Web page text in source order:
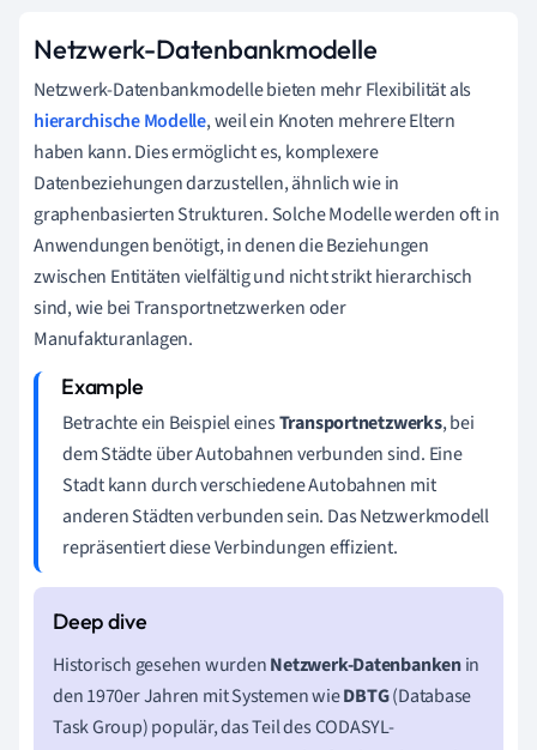
Netzwerk-Datenbankmodelle
Netzwerk-Datenbankmodelle bieten mehr Flexibilität als
hierarchische Modelle, weil ein Knoten mehrere Eltern
haben kann. Dies ermöglicht es, komplexere
Datenbeziehungen darzustellen, ähnlich wie in
graphenbasierten Strukturen. Solche Modelle werden oft in
Anwendungen benötigt, in denen die Beziehungen
zwischen Entitäten vielfältig und nicht strikt hierarchisch
sind, wie bei Transportnetzwerken oder
Manufakturanlagen.
Betrachte ein Beispiel einesTransportnetzwerks, bei
dem Städte über Autobahnen verbunden sind. Eine
Stadt kann durch verschiedene Autobahnen mit
anderen Städten verbunden sein. Das Netzwerkmodell
repräsentiert diese Verbindungen effizient.
Historisch gesehen wurdenNetzwerk-Datenbankenin
den 1970er Jahren mit Systemen wieDBTG(Database
Task Group) populär, das Teil des CODASYL-